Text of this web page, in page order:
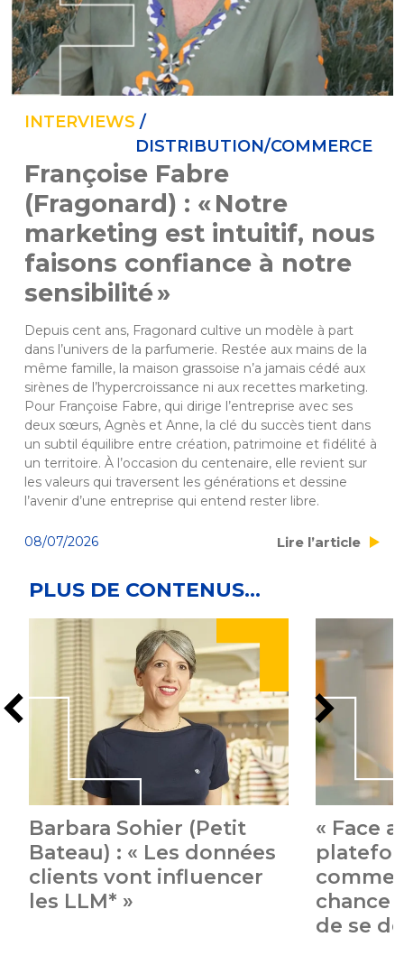
Françoise Fabre
(Fragonard) : « Notre
marketing est intuitif, nous
faisons confiance à notre
sensibilité »
Depuis cent ans, Fragonard cultive un modèle à part
dans l’univers de la parfumerie. Restée aux mains de la
même famille, la maison grassoise n’a jamais cédé aux
sirènes de l’hypercroissance ni aux recettes marketing.
Pour Françoise Fabre, qui dirige l’entreprise avec ses
deux sœurs, Agnès et Anne, la clé du succès tient dans
un subtil équilibre entre création, patrimoine et fidélité à
un territoire. À l’occasion du centenaire, elle revient sur
les valeurs qui traversent les générations et dessine
l’avenir d’une entreprise qui entend rester libre.
INTERVIEWS /
DISTRIBUTION/COMMERCE
08/07/2026 Lire l’article
PLUS DE CONTENUS...
Barbara Sohier (Petit
Bateau) : « Les données
clients vont influencer
les LLM* »
« Face
chance
de se